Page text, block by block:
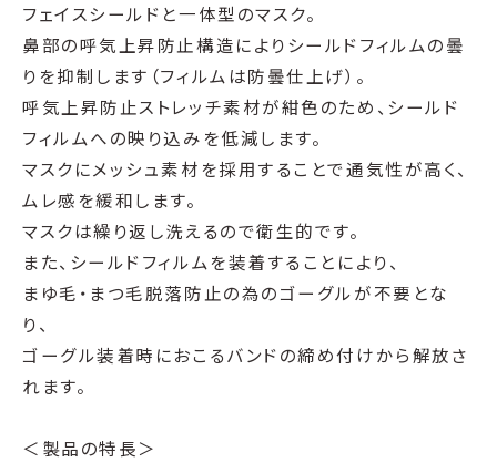
フェイスシールドと一体型のマスク。
鼻部の呼気上昇防止構造によりシールドフィルムの曇
りを抑制します（フィルムは防曇仕上げ）。
呼気上昇防止ストレッチ素材が紺色のため、シールド
フィルムへの映り込みを低減します。
マスクにメッシュ素材を採用することで通気性が高く、
ムレ感を緩和します。
マスクは繰り返し洗えるので衛生的です。
また、シールドフィルムを装着することにより、
まゆ毛・まつ毛脱落防止の為のゴーグルが不要とな
り、
ゴーグル装着時におこるバンドの締め付けから解放さ
れます。
＜製品の特長＞